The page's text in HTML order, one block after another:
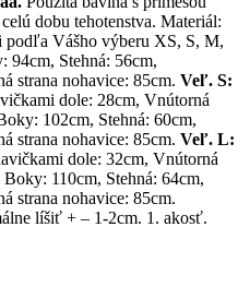
dobu tehotenstva. Materiál:
podľa Vášho výberu XS, S, M,
94cm, Stehná: 56cm,
strana nohavice: 85cm. Veľ. S:
dole: 28cm, Vnútorná
102cm, Stehná: 60cm,
strana nohavice: 85cm. Veľ. L:
dole: 32cm, Vnútorná
Boky: 110cm, Stehná: 64cm,
strana nohavice: 85cm.
líšiť + – 1-2cm. 1. akosť.